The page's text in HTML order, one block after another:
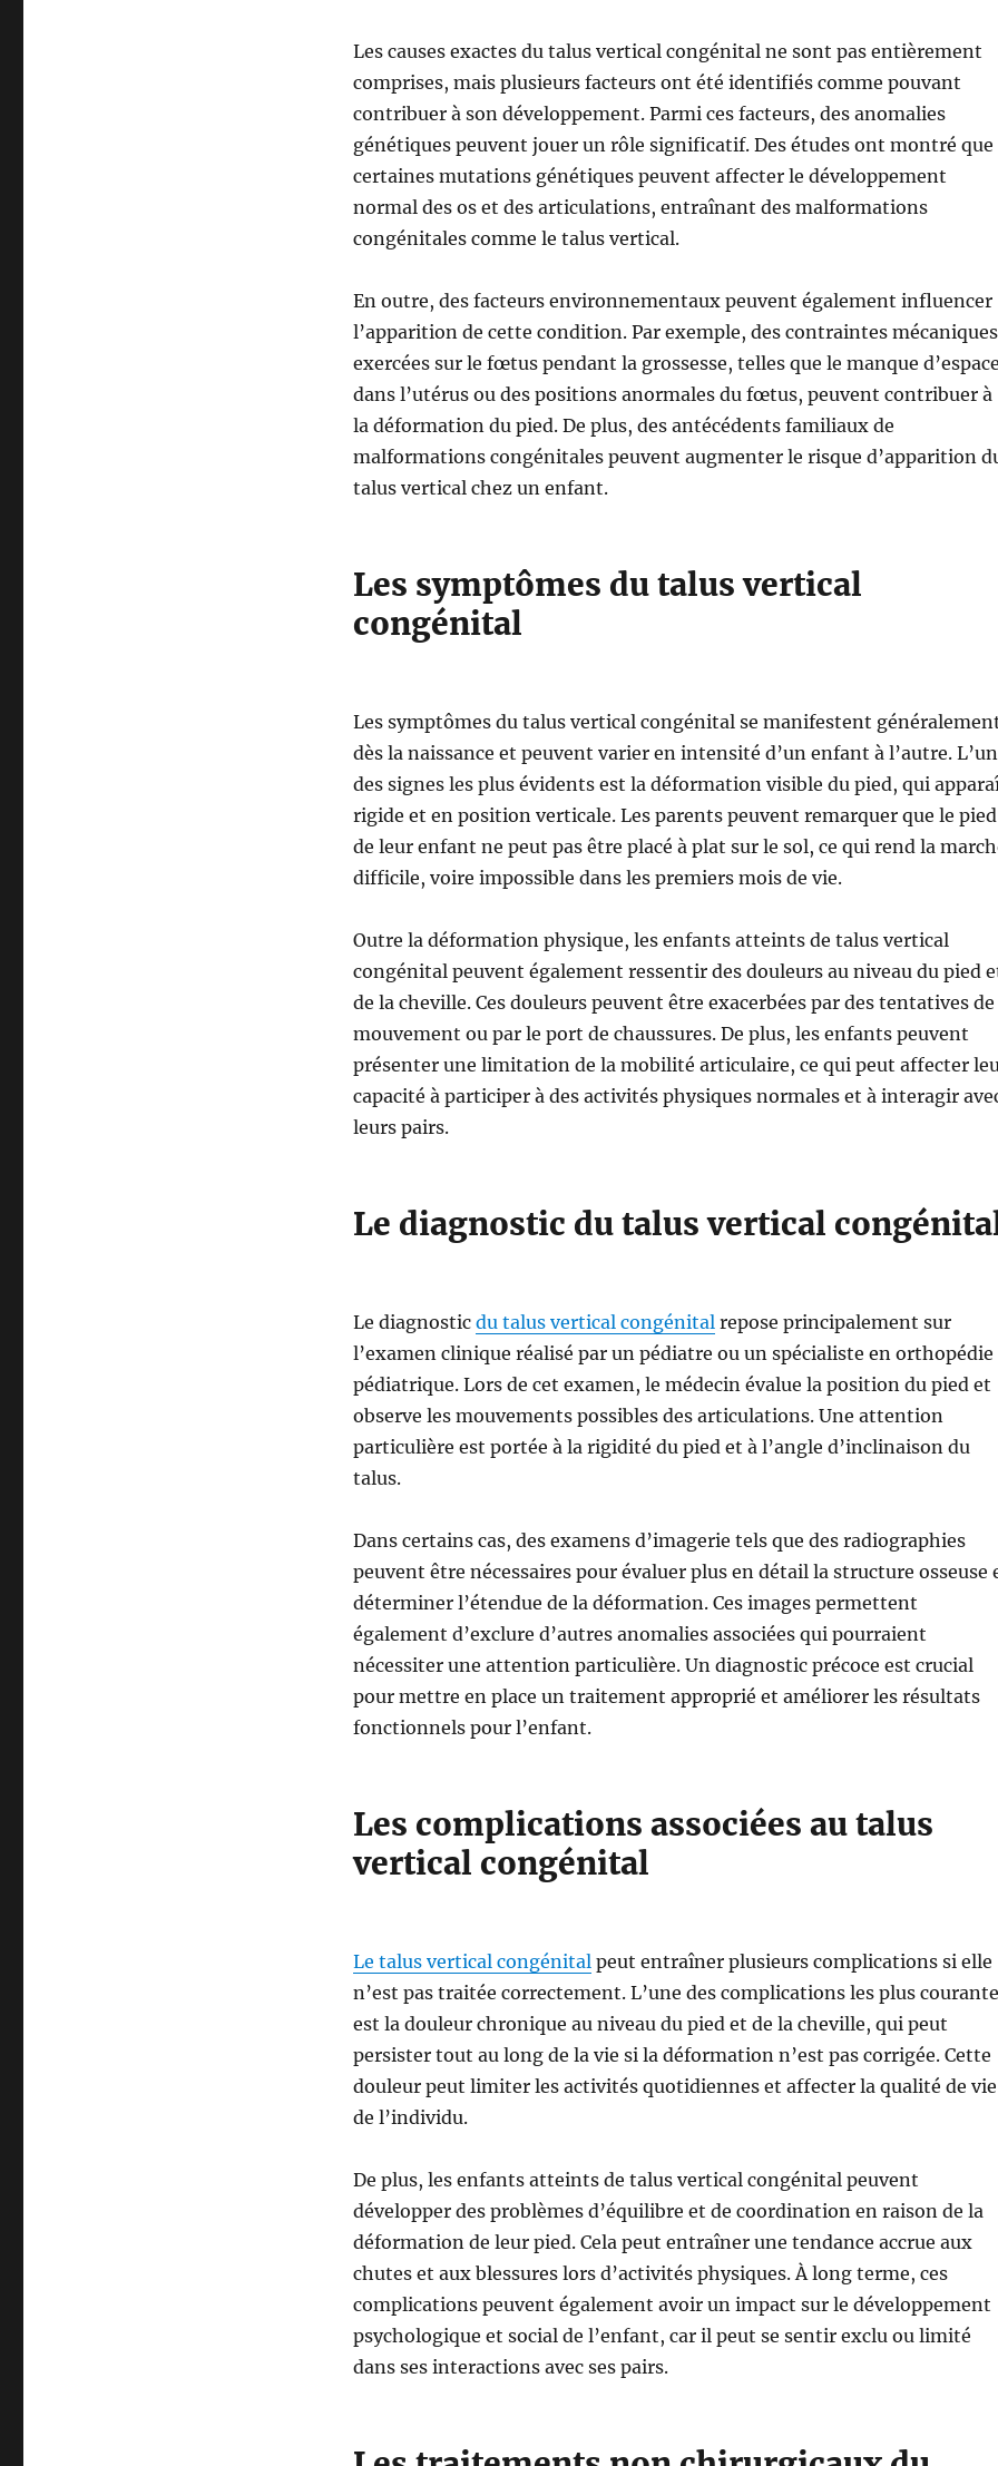
Les causes exactes du talus vertical congénital ne sont pas entièrement
comprises, mais plusieurs facteurs ont été identifiés comme pouvant
contribuer à son développement. Parmi ces facteurs, des anomalies
génétiques peuvent jouer un rôle significatif. Des études ont montré que
certaines mutations génétiques peuvent affecter le développement
normal des os et des articulations, entraînant des malformations
congénitales comme le talus vertical.
En outre, des facteurs environnementaux peuvent également influencer
l’apparition de cette condition. Par exemple, des contraintes mécaniques
exercées sur le fœtus pendant la grossesse, telles que le manque
dans l’utérus ou des positions anormales du fœtus, peuvent contribuer à
la déformation du pied. De plus, des antécédents familiaux de
malformations congénitales peuvent augmenter le risque d’apparition
talus vertical chez un enfant.
Les symptômes du talus vertical
congénital
Les symptômes du talus vertical congénital se manifestent
dès la naissance et peuvent varier en intensité d’un enfant à l’autre. L’un
des signes les plus évidents est la déformation visible du pied, qui
rigide et en position verticale. Les parents peuvent remarquer que le pied
de leur enfant ne peut pas être placé à plat sur le sol, ce qui rend la
difficile, voire impossible dans les premiers mois de vie.
Outre la déformation physique, les enfants atteints de talus vertical
congénital peuvent également ressentir des douleurs au niveau du pied
de la cheville. Ces douleurs peuvent être exacerbées par des tentatives de
mouvement ou par le port de chaussures. De plus, les enfants peuvent
présenter une limitation de la mobilité articulaire, ce qui peut affecter
capacité à participer à des activités physiques normales et à interagir
leurs pairs.
Le diagnostic du talus vertical
Le diagnostic du talus vertical congénital repose principalement sur
l’examen clinique réalisé par un pédiatre ou un spécialiste en orthopédie
pédiatrique. Lors de cet examen, le médecin évalue la position du pied et
observe les mouvements possibles des articulations. Une attention
particulière est portée à la rigidité du pied et à l’angle d’inclinaison du
talus.
Dans certains cas, des examens d’imagerie tels que des radiographies
peuvent être nécessaires pour évaluer plus en détail la structure osseuse
déterminer l’étendue de la déformation. Ces images permettent
également d’exclure d’autres anomalies associées qui pourraient
nécessiter une attention particulière. Un diagnostic précoce est crucial
pour mettre en place un traitement approprié et améliorer les résultats
fonctionnels pour l’enfant.
Les complications associées au talus
vertical congénital
Le talus vertical congénital peut entraîner plusieurs complications si elle
n’est pas traitée correctement. L’une des complications les plus
est la douleur chronique au niveau du pied et de la cheville, qui peut
persister tout au long de la vie si la déformation n’est pas corrigée. Cette
douleur peut limiter les activités quotidiennes et affecter la qualité de vie
de l’individu.
De plus, les enfants atteints de talus vertical congénital peuvent
développer des problèmes d’équilibre et de coordination en raison de la
déformation de leur pied. Cela peut entraîner une tendance accrue aux
chutes et aux blessures lors d’activités physiques. À long terme, ces
complications peuvent également avoir un impact sur le développement
psychologique et social de l’enfant, car il peut se sentir exclu ou limité
dans ses interactions avec ses pairs.